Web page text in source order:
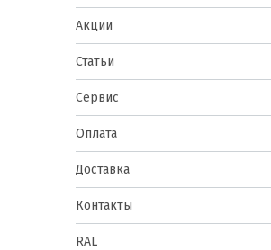
Акции
Статьи
Сервис
Оплата
Доставка
Контакты
RAL